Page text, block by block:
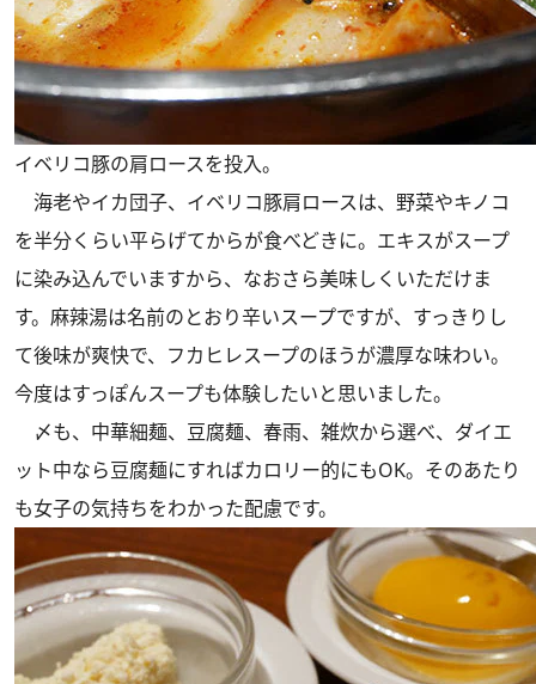
イベリコ豚の肩ロースを投入。
海老やイカ団子、イベリコ豚肩ロースは、野菜やキノコ
を半分くらい平らげてからが食べどきに。エキスがスープ
に染み込んでいますから、なおさら美味しくいただけま
す。麻辣湯は名前のとおり辛いスープですが、すっきりし
て後味が爽快で、フカヒレスープのほうが濃厚な味わい。
今度はすっぽんスープも体験したいと思いました。
〆も、中華細麺、豆腐麺、春雨、雑炊から選べ、ダイエ
ット中なら豆腐麺にすればカロリー的にもOK。そのあたり
も女子の気持ちをわかった配慮です。